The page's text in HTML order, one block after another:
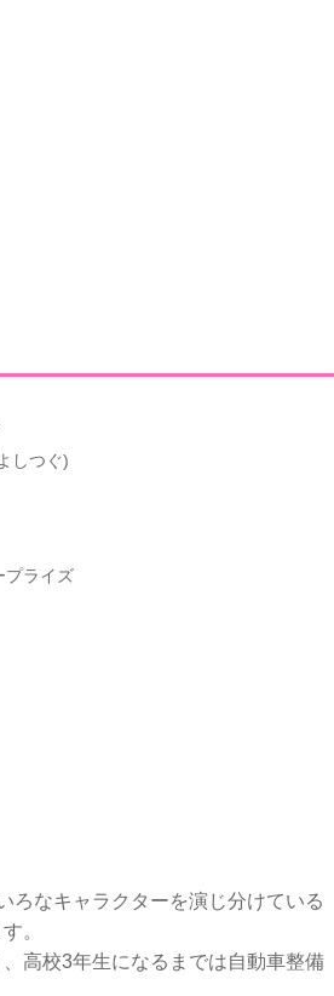
しつぐ)
プライズ
ろなキャラクターを演じ分けている
。
高校3年生になるまでは自動車整備